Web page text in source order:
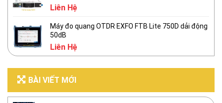
Liên Hệ
Máy đo quang OTDR EXFO FTB Lite 750D dải động
50dB
Liên Hệ
BÀI VIẾT MỚI